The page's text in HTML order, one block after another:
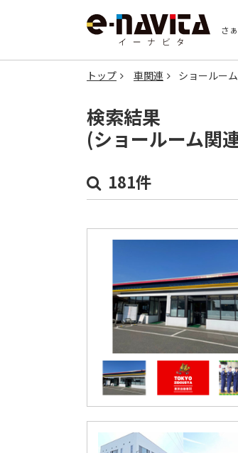
さ
トップ 車関連 ショールーム
検索結果
(ショールーム関
181件